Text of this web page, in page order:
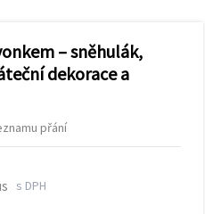
– sněhulák,
dekorace a
přání
s DPH